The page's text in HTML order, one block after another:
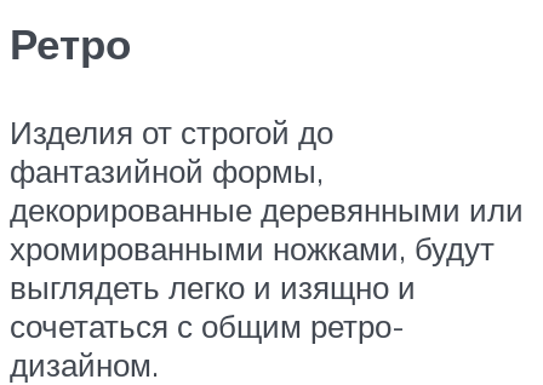
Ретро
Изделия от строгой до
фантазийной формы,
декорированные деревянными или
хромированными ножками, будут
выглядеть легко и изящно и
сочетаться с общим ретро-
дизайном.